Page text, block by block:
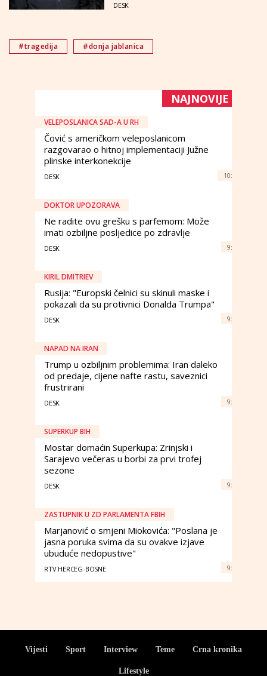
DESK
#tragedija #donja jablanica
NAJNOVIJE
VELEPOSLANICA SAD-A U RH
Čović s američkom veleposlanicom
razgovarao o hitnoj implementaciji Južne
plinske interkonekcije
DESK 10:
DOKTOR UPOZORAVA
Ne radite ovu grešku s parfemom: Može
imati ozbiljne posljedice po zdravlje
DESK 9:
KIRIL DMITRIEV
Rusija: "Europski čelnici su skinuli maske i
pokazali da su protivnici Donalda Trumpa"
DESK 9:
NAPAD NA IRAN
Trump u ozbiljnim problemima: Iran daleko
od predaje, cijene nafte rastu, saveznici
frustrirani
DESK 9:
SUPERKUP BIH
Mostar domaćin Superkupa: Zrinjski i
Sarajevo večeras u borbi za prvi trofej
sezone
DESK 9:
ZASTUPNIK U ZD PARLAMENTA FBIH
Marjanović o smjeni Miokovića: "Poslana je
jasna poruka svima da su ovakve izjave
ubuduće nedopustive"
RTV HERCEG-BOSNE 9:
Vijesti Sport Interview Teme Crna kronika
Lifestyle